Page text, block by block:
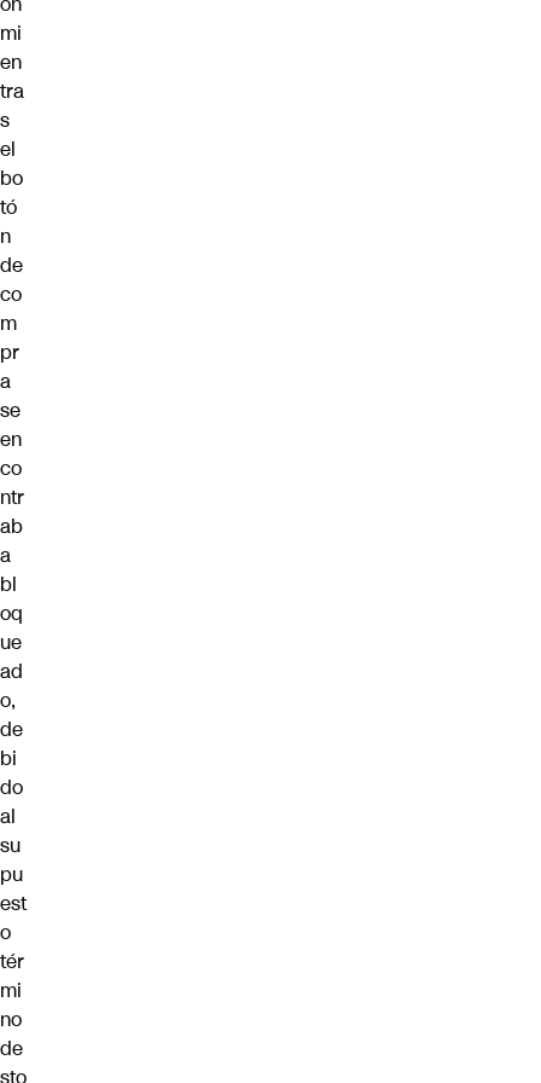
mi
en
tra
s
el
bo
tó
n
de
co
m
pr
a
se
en
co
ntr
ab
a
bl
oq
ue
ad
o,
de
bi
do
al
su
pu
est
o
tér
mi
no
de
sto